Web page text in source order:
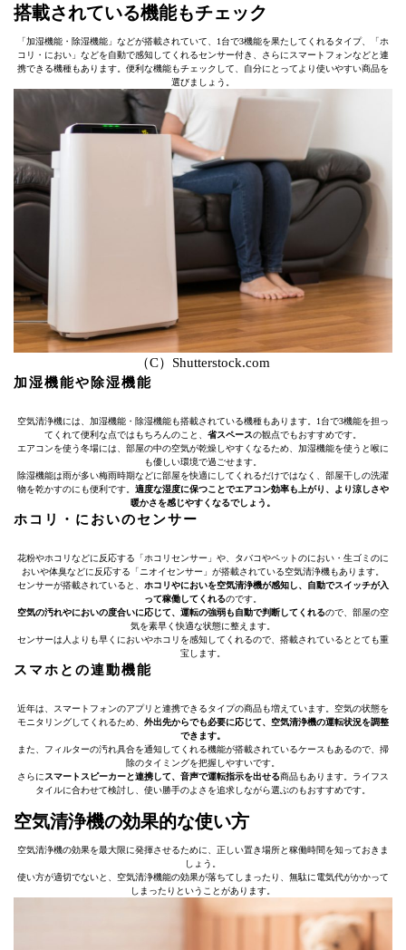
搭載されている機能もチェック
「加湿機能・除湿機能」などが搭載されていて、1台で3機能を果たしてくれるタイプ、「ホ
コリ・におい」などを自動で感知してくれるセンサー付き、さらにスマートフォンなどと連
携できる機種もあります。便利な機能もチェックして、自分にとってより使いやすい商品を
選びましょう。
（C）Shutterstock.com
加湿機能や除湿機能
空気清浄機には、加湿機能・除湿機能も搭載されている機種もあります。1台で3機能を担っ
てくれて便利な点ではもちろんのこと、 省スペースの観点でもおすすめです。
エアコンを使う冬場には、部屋の中の空気が乾燥しやすくなるため、加湿機能を使うと喉に
も優しい環境で過ごせます。
除湿機能は雨が多い梅雨時期などに部屋を快適にしてくれるだけではなく、部屋干しの洗濯
物を乾かすのにも便利です。 適度な湿度に保つことでエアコン効率も上がり、より涼しさや
暖かさを感じやすくなるでしょう。
ホコリ・においのセンサー
花粉やホコリなどに反応する「ホコリセンサー」や、タバコやペットのにおい・生ゴミのに
おいや体臭などに反応する「ニオイセンサー」が搭載されている空気清浄機もあります。
センサーが搭載されていると、 ホコリやにおいを空気清浄機が感知し、自動でスイッチが入
って稼働してくれるのです。
空気の汚れやにおいの度合いに応じて、運転の強弱も自動で判断してくれるので、部屋の空
気を素早く快適な状態に整えます。
センサーは人よりも早くにおいやホコリを感知してくれるので、搭載されているととても重
宝します。
スマホとの連動機能
近年は、スマートフォンのアプリと連携できるタイプの商品も増えています。空気の状態を
モニタリングしてくれるため、 外出先からでも必要に応じて、空気清浄機の運転状況を調整
できます。
また、フィルターの汚れ具合を通知してくれる機能が搭載されているケースもあるので、掃
除のタイミングを把握しやすいです。
さらにスマートスピーカーと連携して、音声で運転指示を出せる商品もあります。ライフス
タイルに合わせて検討し、使い勝手のよさを追求しながら選ぶのもおすすめです。
空気清浄機の効果的な使い方
空気清浄機の効果を最大限に発揮させるために、正しい置き場所と稼働時間を知っておきま
しょう。
使い方が適切でないと、空気清浄機能の効果が落ちてしまったり、無駄に電気代がかかって
しまったりということがあります。